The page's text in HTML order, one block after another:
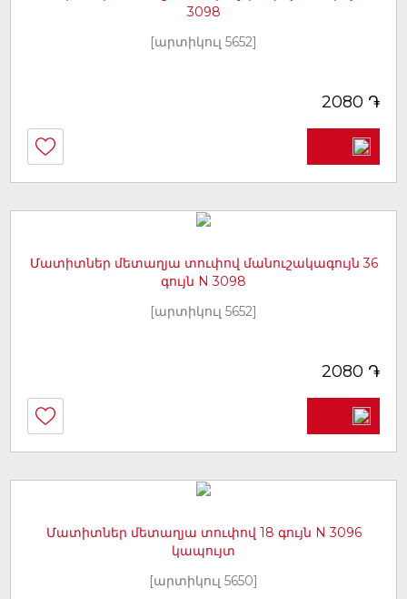
3098
[արտիկուլ 5652]
2080 ֏
Մատիտներ մետաղյա տուփով մանուշակագույն 36
գույն N 3098
[արտիկուլ 5652]
2080 ֏
Մատիտներ մետաղյա տուփով 18 գույն N 3096
կապույտ
[արտիկուլ 5650]